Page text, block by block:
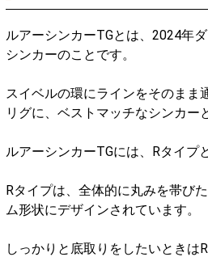
ルアーシンカーTGとは、2024年
シンカーのことです。
スイベルの環にラインをそのまま
リグに、ベストマッチなシンカー
ルアーシンカーTGには、Rタイプ
Rタイプは、全体的に丸みを帯び
ム形状にデザインされています。
しっかりと底取りをしたいときは